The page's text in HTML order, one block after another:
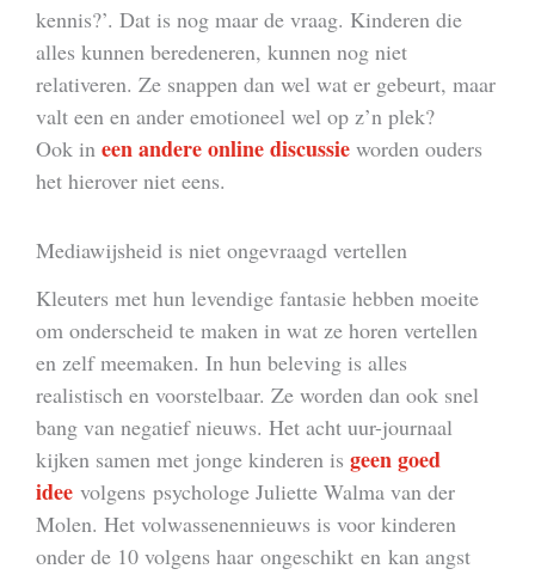
kennis?’. Dat is nog maar de vraag. Kinderen die
alles kunnen beredeneren, kunnen nog niet
relativeren. Ze snappen dan wel wat er gebeurt, maar
valt een en ander emotioneel wel op z’n plek?
Ook in een andere online discussie worden ouders
het hierover niet eens.
Mediawijsheid is niet ongevraagd vertellen
Kleuters met hun levendige fantasie hebben moeite
om onderscheid te maken in wat ze horen vertellen
en zelf meemaken. In hun beleving is alles
realistisch en voorstelbaar. Ze worden dan ook snel
bang van negatief nieuws. Het acht uur-journaal
kijken samen met jonge kinderen is geen goed
idee volgens psychologe Juliette Walma van der
Molen. Het volwassenennieuws is voor kinderen
onder de 10 volgens haar ongeschikt en kan angst